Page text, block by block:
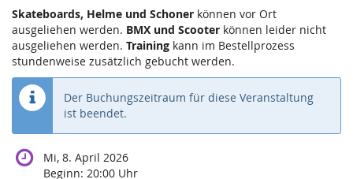
Skateboards, Helme und Schoner können vor Ort
ausgeliehen werden. BMX und Scooter können leider nicht
ausgeliehen werden. Training kann im Bestellprozess
stundenweise zusätzlich gebucht werden.
Der Buchungszeitraum für diese Veranstaltung
ist beendet.
Mi, 8. April 2026
Beginn: 20:00 Uhr